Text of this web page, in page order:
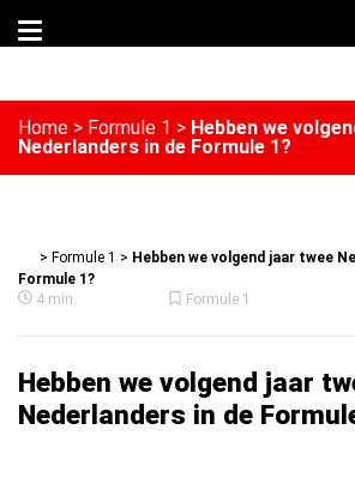
Home > Formule 1 > Hebben we
Nederlanders in de Formule 1?
> Formule 1 > Hebben we volgend jaar twee
Formule 1?
4 min.
Formule 1
Hebben we volgend jaar
Nederlanders in de